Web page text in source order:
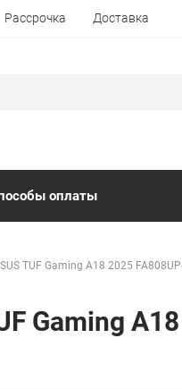
Рассрочка Доставка
оплаты
TUF Gaming A18 2025
Gaming